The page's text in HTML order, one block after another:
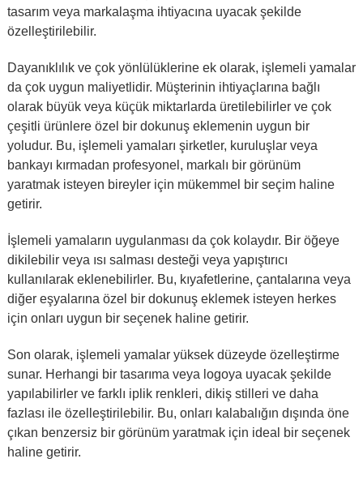
tasarım veya markalaşma ihtiyacına uyacak şekilde
özelleştirilebilir.
Dayanıklılık ve çok yönlülüklerine ek olarak, işlemeli yamalar
da çok uygun maliyetlidir. Müşterinin ihtiyaçlarına bağlı
olarak büyük veya küçük miktarlarda üretilebilirler ve çok
çeşitli ürünlere özel bir dokunuş eklemenin uygun bir
yoludur. Bu, işlemeli yamaları şirketler, kuruluşlar veya
bankayı kırmadan profesyonel, markalı bir görünüm
yaratmak isteyen bireyler için mükemmel bir seçim haline
getirir.
İşlemeli yamaların uygulanması da çok kolaydır. Bir öğeye
dikilebilir veya ısı salması desteği veya yapıştırıcı
kullanılarak eklenebilirler. Bu, kıyafetlerine, çantalarına veya
diğer eşyalarına özel bir dokunuş eklemek isteyen herkes
için onları uygun bir seçenek haline getirir.
Son olarak, işlemeli yamalar yüksek düzeyde özelleştirme
sunar. Herhangi bir tasarıma veya logoya uyacak şekilde
yapılabilirler ve farklı iplik renkleri, dikiş stilleri ve daha
fazlası ile özelleştirilebilir. Bu, onları kalabalığın dışında öne
çıkan benzersiz bir görünüm yaratmak için ideal bir seçenek
haline getirir.